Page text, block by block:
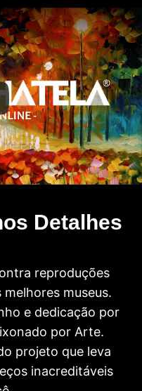
Detalhes
reproduções
museus.
e dedicação por
por Arte.
projeto que leva
inacreditáveis